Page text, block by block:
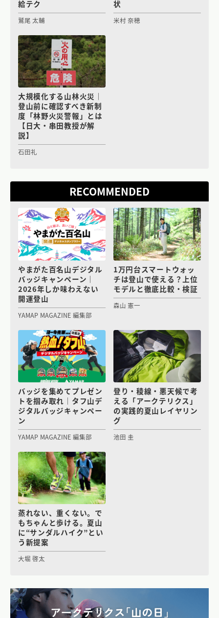
給テク
鷲尾 太輔
状
米村 奈穂
大規模化する山林火災｜
登山前に確認すべき新制
度「林野火災警報」とは
【日大・串田教授が解
説】
石田礼
RECOMMENDED
やまがた百名山デジタル
バッジキャンペーン｜
2026年しか味わえない
開運登山
YAMAP MAGAZINE 編集部
1万円台スマートウォッ
チは登山で使える？上位
モデルと徹底比較・検証
森山 憲一
バッジを集めてプレゼン
トを掴み取れ｜タフ山デ
ジタルバッジキャンペー
ン
YAMAP MAGAZINE 編集部
登り・稜線・悪天候で考
える「アークテリクス」
の実践的夏山レイヤリン
グ
池田 圭
蒸れない、重くない。で
もちゃんと歩ける。夏山
に“サンダルハイク”とい
う新提案
大堀 啓太